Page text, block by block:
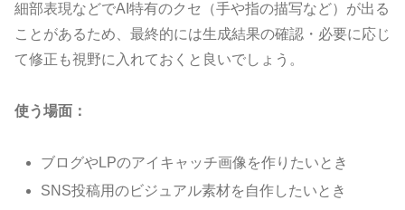
細部表現などでAI特有のクセ（手や指の描写など）が出る
ことがあるため、最終的には生成結果の確認・必要に応じ
て修正も視野に入れておくと良いでしょう。
使う場面：
ブログやLPのアイキャッチ画像を作りたいとき
SNS投稿用のビジュアル素材を自作したいとき